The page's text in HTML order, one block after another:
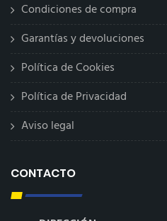
Condiciones de compra
Garantías y devoluciones
Política de Cookies
Política de Privacidad
Aviso legal
CONTACTO